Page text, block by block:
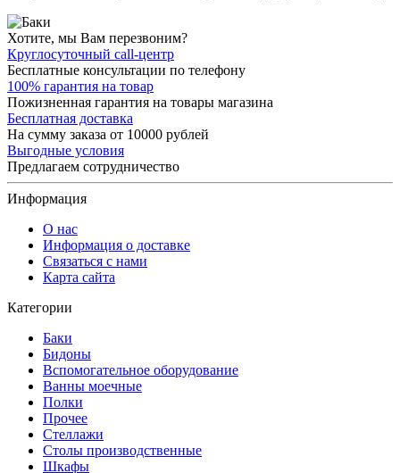
Хотите, мы Вам перезвоним?
Круглосуточный call-центр
Бесплатные консультации по телефону
100% гарантия на товар
Пожизненная гарантия на товары магазина
Бесплатная доставка
На сумму заказа от 10000 рублей
Выгодные условия
Предлагаем сотрудничество
Информация
О нас
Информация о доставке
Связаться с нами
Карта сайта
Категории
Баки
Бидоны
Вспомогательное оборудование
Ванны моечные
Полки
Прочее
Стеллажи
Столы производственные
Шкафы